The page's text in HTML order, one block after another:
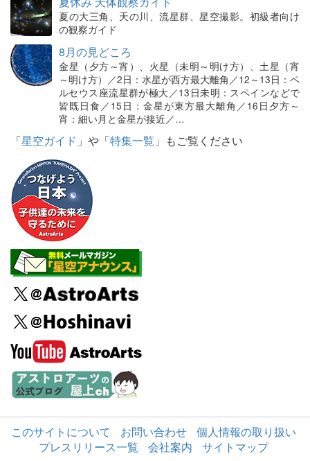
夏の大三角、天の川、流星群、星空撮影。初級者向け
の観察ガイド
8月の見どころ
金星（夕方～宵）、火星（未明～明け方）、土星（宵
～明け方）／2日：水星が西方最大離角／12～13日：ペ
ルセウス座流星群が極大／13日未明：スペインなどで
皆既日食／15日：金星が東方最大離角／16日夕方～
宵：細い月と金星が接近／…
「星空ガイド 」や「特集一覧 」もご覧ください
このサイトについて お問い合わせ
個人情報の取り扱い
プレスリリース一覧
会社案内 サイトマップ